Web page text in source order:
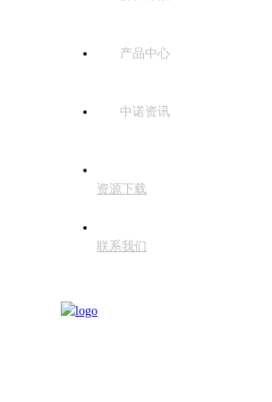
产品中心
中诺资讯
资源下载
联系我们